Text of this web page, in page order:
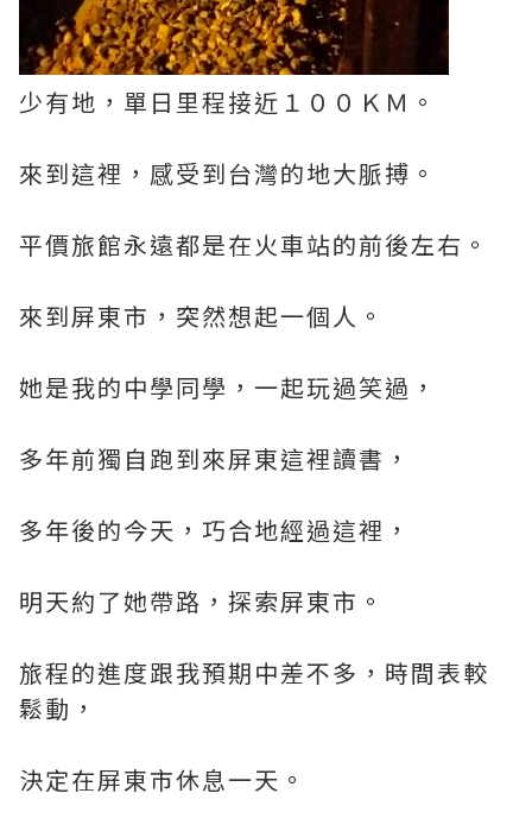
少有地，單日里程接近１００ＫＭ。
來到這裡，感受到台灣的地大脈搏。
平價旅館永遠都是在火車站的前後左右。
來到屏東市，突然想起一個人。
她是我的中學同學，一起玩過笑過，
多年前獨自跑到來屏東這裡讀書，
多年後的今天，巧合地經過這裡，
明天約了她帶路，探索屏東市。
旅程的進度跟我預期中差不多，時間表較
鬆動，
決定在屏東市休息一天。